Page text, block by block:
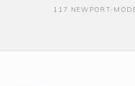
117 NEWPORT-